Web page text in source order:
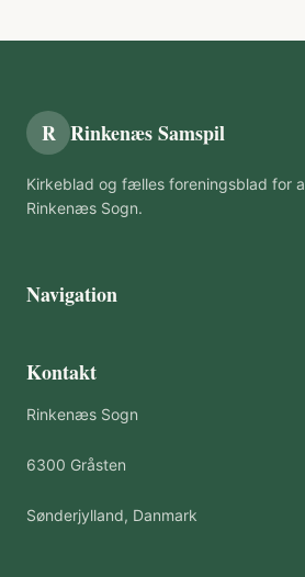
R Rinkenæs Samspil
Kirkeblad og fælles foreningsblad for
Rinkenæs Sogn.
Navigation
Kontakt
Rinkenæs Sogn
6300 Gråsten
Sønderjylland, Danmark